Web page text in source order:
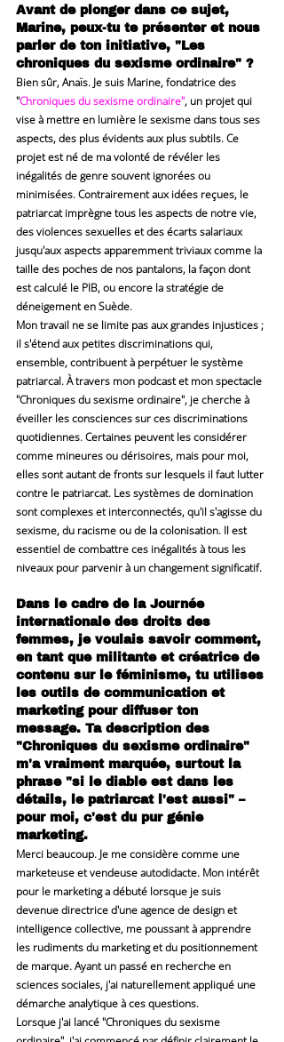
Avant de plonger dans ce sujet,
Marine, peux-tu te présenter et nous
parler de ton initiative, "Les
chroniques du sexisme ordinaire" ?
Bien sûr, Anaïs. Je suis Marine, fondatrice des
"Chroniques du sexisme ordinaire", un projet qui
vise à mettre en lumière le sexisme dans tous ses
aspects, des plus évidents aux plus subtils. Ce
projet est né de ma volonté de révéler les
inégalités de genre souvent ignorées ou
minimisées. Contrairement aux idées reçues, le
patriarcat imprègne tous les aspects de notre vie,
des violences sexuelles et des écarts salariaux
jusqu'aux aspects apparemment triviaux comme la
taille des poches de nos pantalons, la façon dont
est calculé le PIB, ou encore la stratégie de
déneigement en Suède.
Mon travail ne se limite pas aux grandes injustices ;
il s'étend aux petites discriminations qui,
ensemble, contribuent à perpétuer le système
patriarcal. À travers mon podcast et mon spectacle
"Chroniques du sexisme ordinaire", je cherche à
éveiller les consciences sur ces discriminations
quotidiennes. Certaines peuvent les considérer
comme mineures ou dérisoires, mais pour moi,
elles sont autant de fronts sur lesquels il faut lutter
contre le patriarcat. Les systèmes de domination
sont complexes et interconnectés, qu'il s'agisse du
sexisme, du racisme ou de la colonisation. Il est
essentiel de combattre ces inégalités à tous les
niveaux pour parvenir à un changement significatif.
Dans le cadre de la Journée
internationale des droits des
femmes, je voulais savoir comment,
en tant que militante et créatrice de
contenu sur le féminisme, tu utilises
les outils de communication et
marketing pour diffuser ton
message. Ta description des
"Chroniques du sexisme ordinaire"
m'a vraiment marquée, surtout la
phrase "si le diable est dans les
détails, le patriarcat l'est aussi" –
pour moi, c'est du pur génie
marketing.
Merci beaucoup. Je me considère comme une
marketeuse et vendeuse autodidacte. Mon intérêt
pour le marketing a débuté lorsque je suis
devenue directrice d'une agence de design et
intelligence collective, me poussant à apprendre
les rudiments du marketing et du positionnement
de marque. Ayant un passé en recherche en
sciences sociales, j'ai naturellement appliqué une
démarche analytique à ces questions.
Lorsque j'ai lancé "Chroniques du sexisme